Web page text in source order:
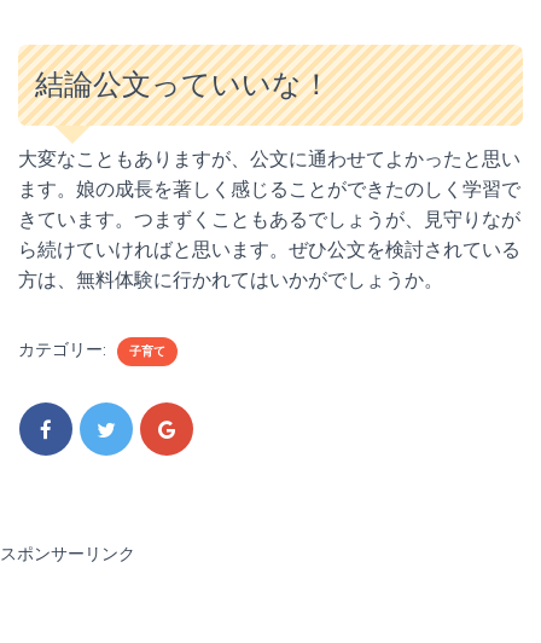
結論公文っていいな！
大変なこともありますが、公文に通わせてよかったと思い
ます。娘の成長を著しく感じることができたのしく学習で
きています。つまずくこともあるでしょうが、見守りなが
ら続けていければと思います。ぜひ公文を検討されている
方は、無料体験に行かれてはいかがでしょうか。
カテゴリー: 子育て
スポンサーリンク